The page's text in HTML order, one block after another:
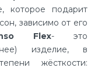
которое подарит
зависимо от его
Flex- это
изделие, в
жёсткости: